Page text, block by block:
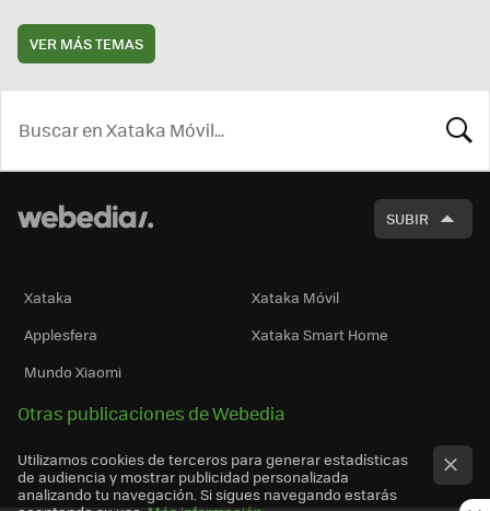
VER MÁS TEMAS
SUBIR
Xataka
Xataka Móvil
Applesfera
Xataka Smart Home
Mundo Xiaomi
Otras publicaciones de Webedia
Utilizamos cookies de terceros para generar estadísticas
de audiencia y mostrar publicidad personalizada
analizando tu navegación. Si sigues navegando estarás